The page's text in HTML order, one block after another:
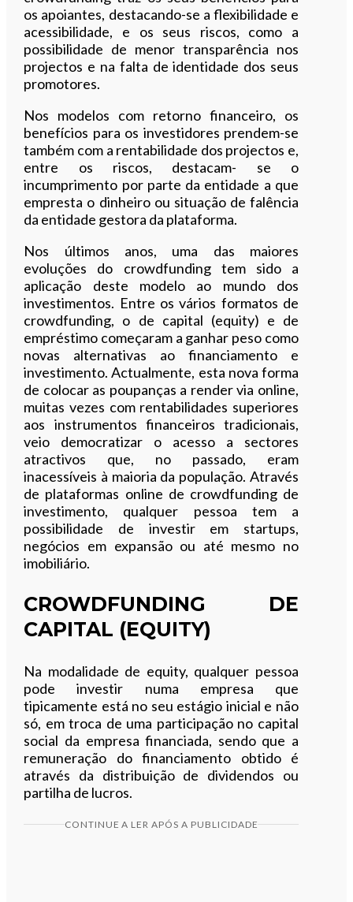
os apoiantes, destacando-se a flexibilidade e
acessibilidade, e os seus riscos, como a
possibilidade de menor transparência nos
projectos e na falta de identidade dos seus
promotores.
Nos modelos com retorno financeiro, os
benefícios para os investidores prendem-se
também com a rentabilidade dos projectos e,
entre os riscos, destacam- se o
incumprimento por parte da entidade a que
empresta o dinheiro ou situação de falência
da entidade gestora da plataforma.
Nos últimos anos, uma das maiores
evoluções do crowdfunding tem sido a
aplicação deste modelo ao mundo dos
investimentos. Entre os vários formatos de
crowdfunding, o de capital (equity) e de
empréstimo começaram a ganhar peso como
novas alternativas ao financiamento e
investimento. Actualmente, esta nova forma
de colocar as poupanças a render via online,
muitas vezes com rentabilidades superiores
aos instrumentos financeiros tradicionais,
veio democratizar o acesso a sectores
atractivos que, no passado, eram
inacessíveis à maioria da população. Através
de plataformas online de crowdfunding de
investimento, qualquer pessoa tem a
possibilidade de investir em startups,
negócios em expansão ou até mesmo no
imobiliário.
CROWDFUNDING DE
CAPITAL (EQUITY)
Na modalidade de equity, qualquer pessoa
pode investir numa empresa que
tipicamente está no seu estágio inicial e não
só, em troca de uma participação no capital
social da empresa financiada, sendo que a
remuneração do financiamento obtido é
através da distribuição de dividendos ou
partilha de lucros.
CONTINUE A LER APÓS A PUBLICIDADE